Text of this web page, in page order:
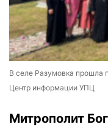
В селе Разумовка прошла
Центр информации УПЦ
Митрополит